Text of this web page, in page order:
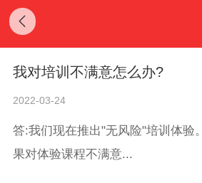
我对培训不满意怎么办?
2022-03-24
答:我们现在推出"无风险"培训体验
果对体验课程不满意...